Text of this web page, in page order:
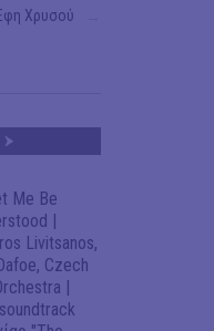
Χρυσού
Me Be
|
Livitsanos,
Czech
|